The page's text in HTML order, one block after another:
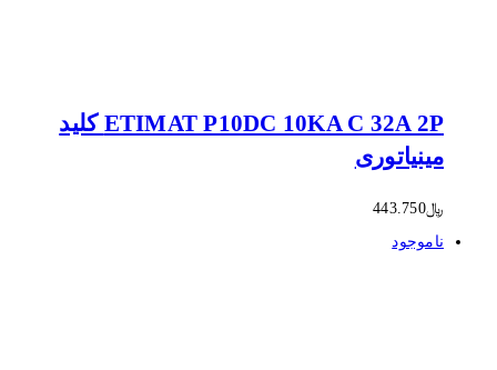
ETIMAT P10DC 10KA C 32A 2P کلید
مینیاتوری
﷼443.750
ناموجود